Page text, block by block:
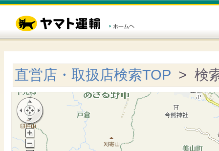
直営店・取扱店検索TOP > 検